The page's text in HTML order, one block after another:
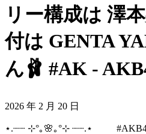
リー構成は 澤
付は GENTA
ん🩰 #AK -
2026 年 2 月 20 日
⋆.┈┈ ⊹°｡🌸｡°⊹ ┈┈.⋆